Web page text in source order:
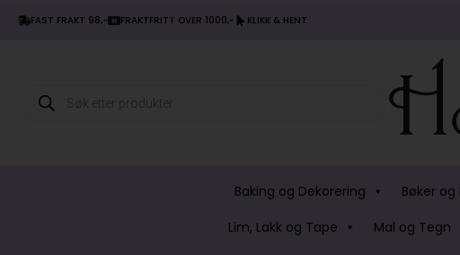
FAST FRAKT 98,- FRAKTFRITT OVER 1000,- KLIKK & HENT
Products
search
Baking og Dekorering Bøker og
Lim, Lakk og Tape
Mal og Tegn